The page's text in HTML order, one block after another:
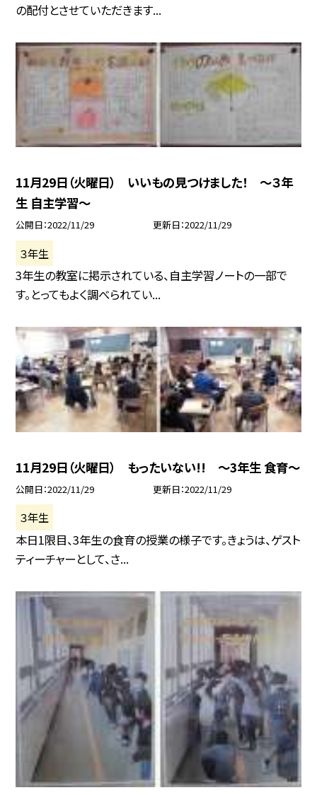
の配付とさせていただきます...
11月29日（火曜日） いいもの見つけました！ 〜３年
生 自主学習〜
公開日 2022/11/29 更新日 2022/11/29
３年生
3年生の教室に掲示されている、自主学習ノートの一部で
す。とってもよく調べられてい...
11月29日（火曜日） もったいない!! 〜3年生 食育〜
公開日 2022/11/29 更新日 2022/11/29
３年生
本日1限目、3年生の食育の授業の様子です。きょうは、ゲスト
ティーチャーとして、さ...